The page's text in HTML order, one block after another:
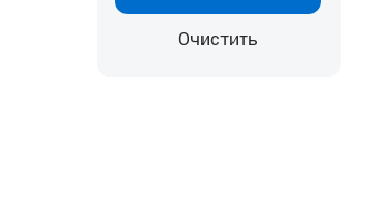
Очистить